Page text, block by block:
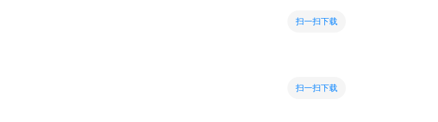
扫一扫下载
扫一扫下载